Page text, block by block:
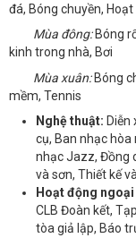
đá, Bóng chuyền,
Mùa đông: Bóng
kinh trong nhà, Bơi
Mùa xuân: Bóng
mềm, Tennis
Nghệ thuật: Diễn
cụ, Ban nhạc
nhạc Jazz, Đồng
và sơn, Thiết kế
Hoạt động
CLB Đoàn kết,
tòa giả lập, Báo